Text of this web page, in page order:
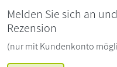
Melden Sie sich an
Rezension
(nur mit Kundenkonto